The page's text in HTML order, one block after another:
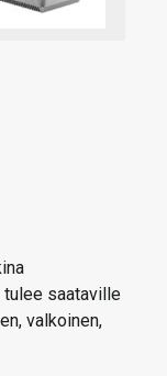
tulee saataville
valkoinen,